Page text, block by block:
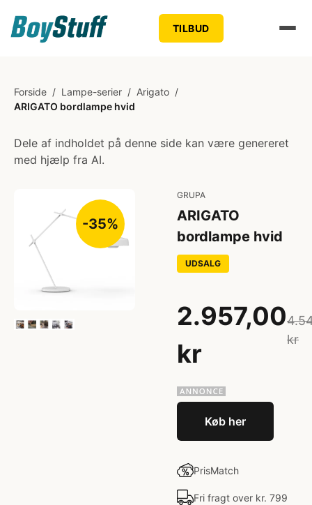
TILBUD
Forside / Lampe-serier / Arigato /
ARIGATO bordlampe hvid
Dele af indholdet på denne side kan være genereret
med hjælp fra AI.
-35%
GRUPA
ARIGATO
bordlampe hvid
UDSALG
2.957,00
kr
kr
Køb her
PrisMatch
Fri fragt over kr. 799